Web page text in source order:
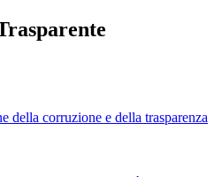
della corruzione e della trasparenza